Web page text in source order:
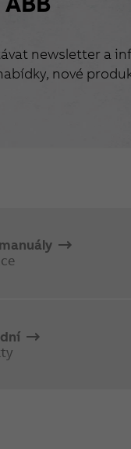
newsletter a
nové